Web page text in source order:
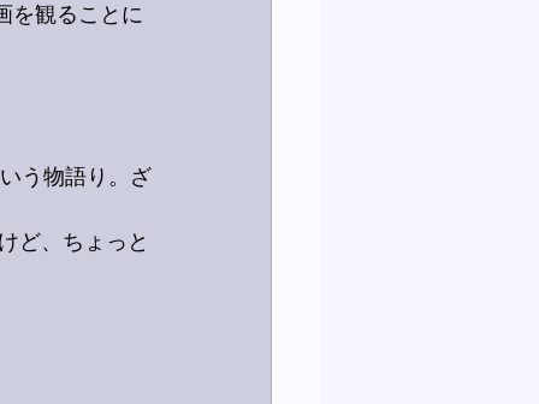
を観ることに
う物語り。ざ
ど、ちょっと